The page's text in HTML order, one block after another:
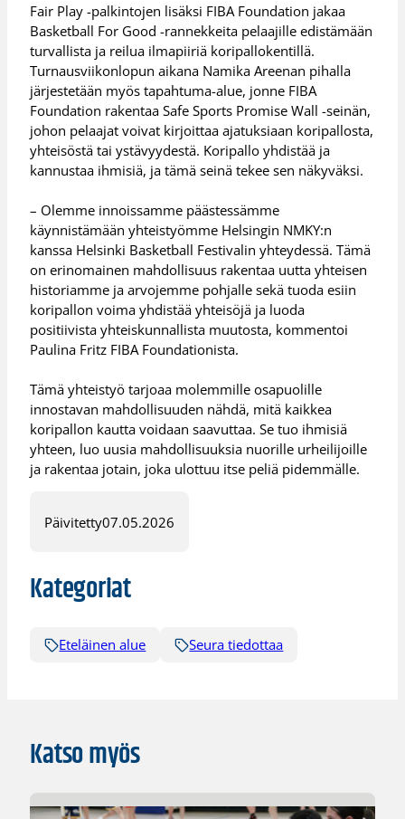
Fair Play -palkintojen lisäksi FIBA Foundation jakaa
Basketball For Good -rannekkeita pelaajille edistämään
turvallista ja reilua ilmapiiriä koripallokentillä.
Turnausviikonlopun aikana Namika Areenan pihalla
järjestetään myös tapahtuma-alue, jonne FIBA
Foundation rakentaa Safe Sports Promise Wall -seinän,
johon pelaajat voivat kirjoittaa ajatuksiaan koripallosta,
yhteisöstä tai ystävyydestä. Koripallo yhdistää ja
kannustaa ihmisiä, ja tämä seinä tekee sen näkyväksi.
– Olemme innoissamme päästessämme
käynnistämään yhteistyömme Helsingin NMKY:n
kanssa Helsinki Basketball Festivalin yhteydessä. Tämä
on erinomainen mahdollisuus rakentaa uutta yhteisen
historiamme ja arvojemme pohjalle sekä tuoda esiin
koripallon voima yhdistää yhteisöjä ja luoda
positiivista yhteiskunnallista muutosta, kommentoi
Paulina Fritz FIBA Foundationista.
Tämä yhteistyö tarjoaa molemmille osapuolille
innostavan mahdollisuuden nähdä, mitä kaikkea
koripallon kautta voidaan saavuttaa. Se tuo ihmisiä
yhteen, luo uusia mahdollisuuksia nuorille urheilijoille
ja rakentaa jotain, joka ulottuu itse peliä pidemmälle.
Päivitetty07.05.2026
Kategoriat
Eteläinen alue Seura tiedottaa
Katso myös